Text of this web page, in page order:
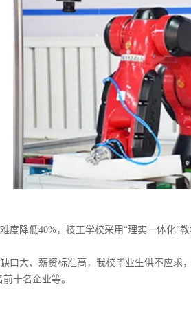
度降低40%，技工学校采用“理实一体化
口大、薪资标准高，我校毕业生供不应
十名企业等。